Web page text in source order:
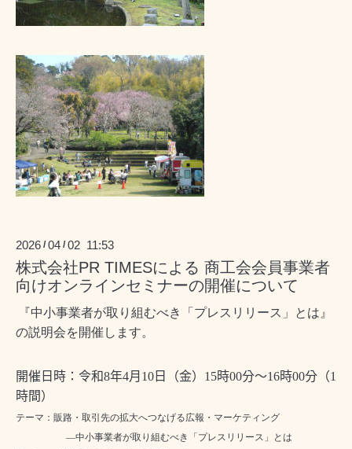
2026 /04 /02 11:53
株式会社PR TIMESによる 商工会会員事業者
向けオンラインセミナーの開催について
『中小事業者が取り組むべき「プレスリリース」とは』
の説明会を開催します。
開催日時：令和8年4月 10 日（金） 15時00分～16時00分（1
時間）
テーマ：販路・取引先の拡大へつなげる広報・マーケティング
―中小事業者が取り組むべき「プレスリリース」とは